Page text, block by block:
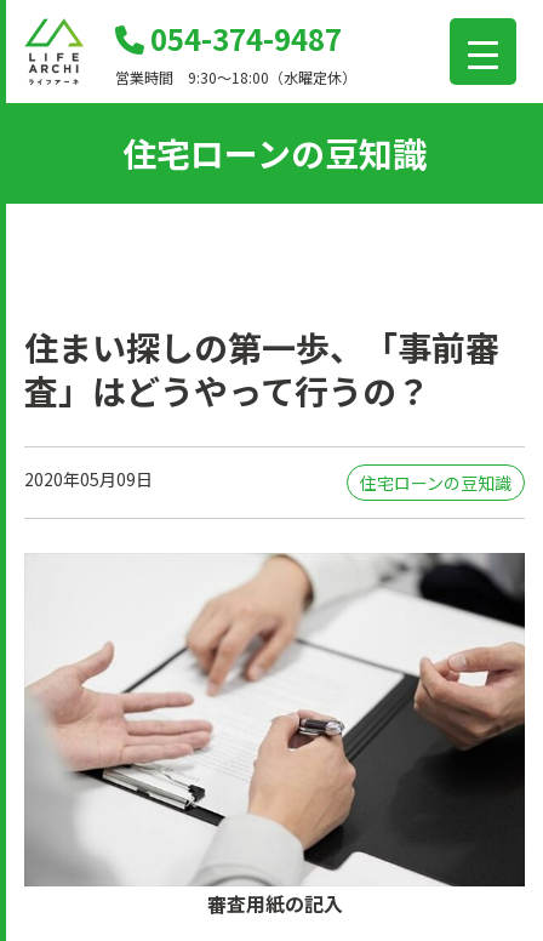
054-374-9487
営業時間 9:30～18:00（水曜定休）
住宅ローンの豆知識
住まい探しの第一歩、「事前審
査」はどうやって行うの？
2020年05月09日 住宅ローンの豆知識
審査用紙の記入